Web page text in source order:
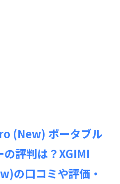
(New) ポータブル
の評判は？XGIMI
の口コミや評価・